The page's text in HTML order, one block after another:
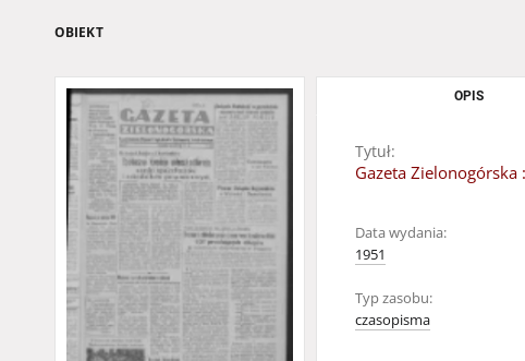
OBIEKT
OPIS
Tytuł:
Gazeta
Data wydania:
1951
Typ zasobu:
czasopisma